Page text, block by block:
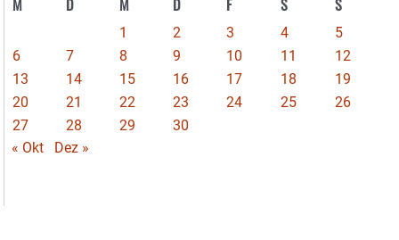
M D M D F S S
1 2 3 4
5
6
7 8 9 10 11
12
13
14 15 16 17 18
19
20
21 22 23 24 25
26
27
28 29
30
« Okt
Dez »